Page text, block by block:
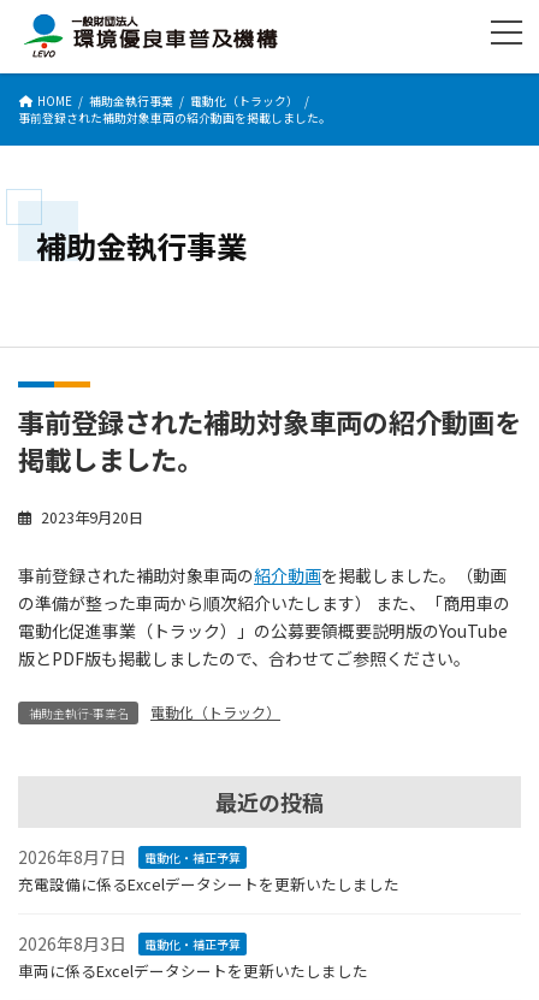
プ
動
HOME 補助金執行事業
電動化（トラック）
事前登録された補助対象車両の紹介動画を掲載しました。
補助金執行事業
事前登録された補助対象車両の紹介動画を
掲載しました。
2023年9月20日
事前登録された補助対象車両の紹介動画を掲載しました。（動画
の準備が整った車両から順次紹介いたします） また、「商用車の
電動化促進事業（トラック）」の公募要領概要説明版のYouTube
版とPDF版も掲載しましたので、合わせてご参照ください。
補助金執行-事業名 電動化（トラック）
最近の投稿
2026年8月7日 電動化・補正予算
充電設備に係るExcelデータシートを更新いたしました
2026年8月3日 電動化・補正予算
車両に係るExcelデータシートを更新いたしました